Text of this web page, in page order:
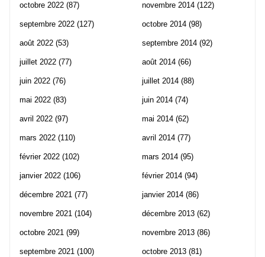
octobre 2022 (87)
septembre 2022 (127)
août 2022 (53)
juillet 2022 (77)
juin 2022 (76)
mai 2022 (83)
avril 2022 (97)
mars 2022 (110)
février 2022 (102)
janvier 2022 (106)
décembre 2021 (77)
novembre 2021 (104)
octobre 2021 (99)
septembre 2021 (100)
novembre 2014 (122)
octobre 2014 (98)
septembre 2014 (92)
août 2014 (66)
juillet 2014 (88)
juin 2014 (74)
mai 2014 (62)
avril 2014 (77)
mars 2014 (95)
février 2014 (94)
janvier 2014 (86)
décembre 2013 (62)
novembre 2013 (86)
octobre 2013 (81)